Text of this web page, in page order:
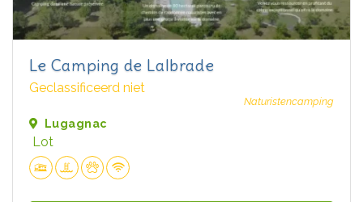
Le Camping de Lalbrade
Geclassificeerd niet
Naturistencamping
Lugagnac
Lot